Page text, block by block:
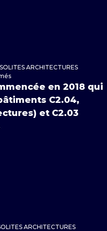
ARCHITECTURES
sur
3
4
en 2018 qui
C2.04,
et C2.03
ARCHITECTURES